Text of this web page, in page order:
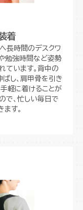
着
長時間のデスクワ
勉強時間など姿勢
ています。背中の
ばし、肩甲骨を引き
軽に着けることが
で、忙しい毎日で
す。